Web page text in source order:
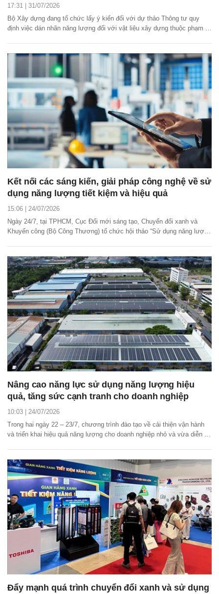
17:31 | 31/07/2026
Bộ Xây dựng đang tổ chức lấy ý kiến đối với dự thảo Thông tư quy
định việc dán nhãn năng lượng đối với vật liệu xây dựng thuộc phạm vi
Kết nối các sáng kiến, giải pháp công nghệ về sử
dụng năng lượng tiết kiệm và hiệu quả
15:06 | 24/07/2026
Ngày 24/7, tại TPHCM, Cục Đổi mới sáng tạo, Chuyển đổi xanh và
Khuyến công (Bộ Công Thương) tổ chức hội thảo “Sử dụng năng lượng
Nâng cao năng lực sử dụng năng lượng hiệu
quả, tăng sức cạnh tranh cho doanh nghiệp
10:03 | 24/07/2026
Trong hai ngày 22 – 23/7, chương trình đào tạo về cải thiện vận hành
và triển khai hiệu quả năng lượng cho doanh nghiệp nhỏ và vừa diễn ra
Đẩy mạnh quá trình chuyển đổi xanh và sử dụng